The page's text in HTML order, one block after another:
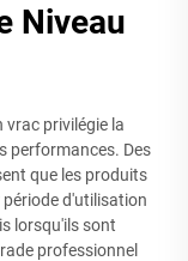
Niveau
privilégie la
performances. Des
que les produits
d'utilisation
lorsqu'ils sont
professionnel